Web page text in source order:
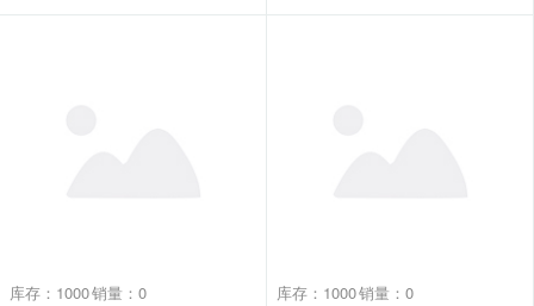
库存：1000销量：0 库存：1000销量：0